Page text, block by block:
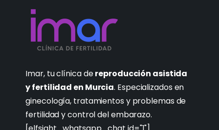
Imar, tu clínica dereproducción asistida
y fertilidad en Murcia. Especializados en
ginecología, tratamientos y problemas de
fertilidad y control del embarazo.